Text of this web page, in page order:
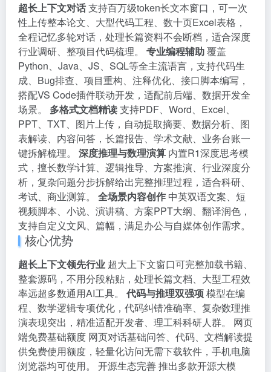
超长上下文对话支持百万级token长文本窗口，可一次
性上传整本论文、大型代码工程、数十页Excel表格，
全程记忆多轮对话，处理长篇资料不会断档，适合深度
行业调研、整项目代码梳理。 专业编程辅助覆盖
Python、Java、JS、SQL等全主流语言，支持代码生
成、Bug排查、项目重构、注释优化、接口脚本编写，
搭配VS Code插件联动开发，适配前后端、数据开发全
场景。 多格式文档精读支持PDF、Word、Excel、
PPT、TXT、图片上传，自动提取摘要、数据分析、图
表解读、内容问答，长篇报告、学术文献、业务台账一
键拆解梳理。 深度推理与数理演算 内置R1深度思考模
式，擅长数学计算、逻辑推导、方案推演、行业深度分
析，复杂问题分步拆解给出完整推理过程，适合科研、
考试、商业测算。 全场景内容创作 中英双语文案、短
视频脚本、小说、演讲稿、方案PPT大纲、翻译润色，
支持自定义文风、篇幅，满足办公与自媒体创作需求。
核心优势
超长上下文领先行业 超大上下文窗口可完整加载书籍、
整套源码，不用分段粘贴，处理长篇文档、大型工程效
率远超多数通用AI工具。 代码与推理双强项模型在编
程、数学逻辑专项优化，代码纠错准确率、复杂数理推
演表现突出，精准适配开发者、理工科科研人群。 网页
端免费基础额度 网页对话基础问答、代码、文档解读提
供免费使用额度，轻量化访问无需下载软件，手机电脑
浏览器均可使用。 开源生态完善 推出多款开源大模